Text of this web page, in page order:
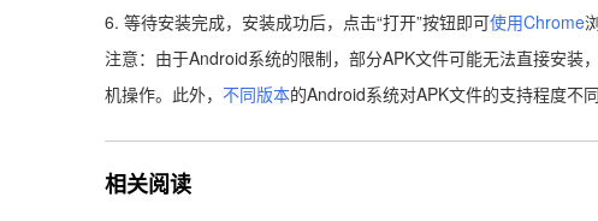
6. 等待安装完成，安装成功后，点击“打开”按钮即可使用Chrome
注意：由于Android系统的限制，部分APK文件可能无法直接安
机操作。此外， 不同版本的Android系统对APK文件的支持程度不
相关阅读